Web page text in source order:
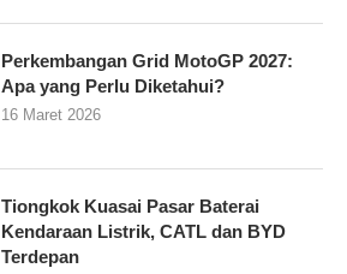
Perkembangan Grid MotoGP 2027:
Apa yang Perlu Diketahui?
16 Maret 2026
Tiongkok Kuasai Pasar Baterai
Kendaraan Listrik, CATL dan BYD
Terdepan